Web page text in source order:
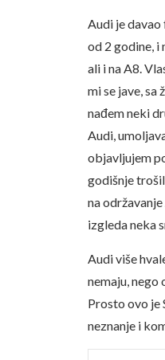
Audi je
od 2 godine, i
ali i na A8.
mi se jave, sa
nađem neki
Audi,
objavljujem
godišnje
na
izgleda neka
Audi više
nemaju, nego
Prosto ovo je
neznanje i